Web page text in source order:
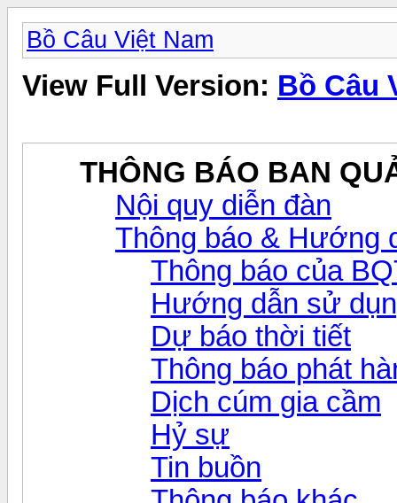
Bồ Câu Việt Nam
View Full Version: Bồ Câu
THÔNG BÁO BAN
Nội quy diễn đàn
Thông báo & Hướng
Thông báo của
Hướng dẫn sử
Dự báo thời tiết
Thông báo phát
Dịch cúm gia cầm
Hỷ sự
Tin buồn